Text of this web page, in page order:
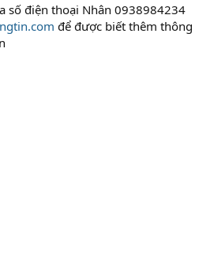
số điện thoại Nhân 0938984234
để được biết thêm thông